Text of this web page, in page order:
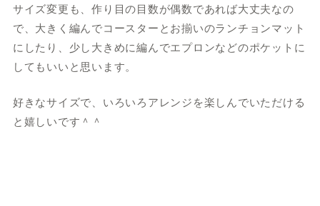
サイズ変更も、作り目の目数が偶数であれば大丈夫なの
で、大きく編んでコースターとお揃いのランチョンマット
にしたり、少し大きめに編んでエプロンなどのポケットに
してもいいと思います。
好きなサイズで、いろいろアレンジを楽しんでいただける
と嬉しいです＾＾